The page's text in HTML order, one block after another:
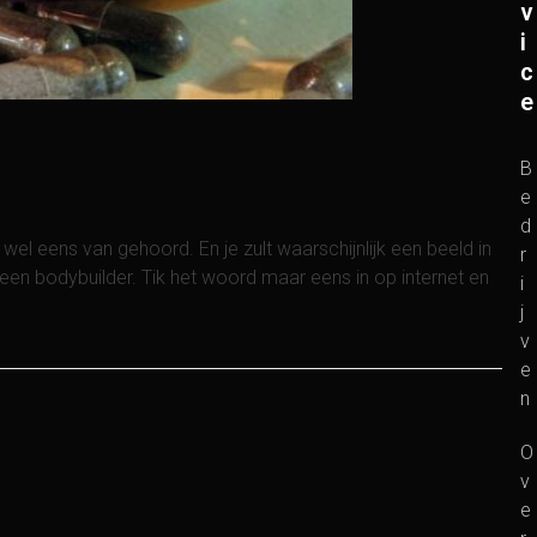
eens van gehoord. En je zult waarschijnlijk een beeld in
bodybuilder. Tik het woord maar eens in op internet en
v
i
c
e
B
e
d
r
i
j
v
e
n
O
v
e